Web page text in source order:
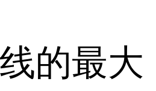
的最大